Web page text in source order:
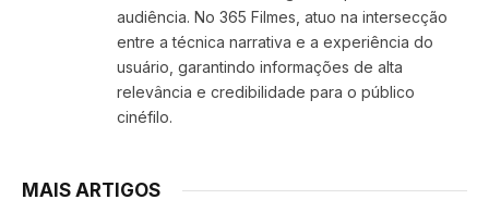
audiência. No 365 Filmes, atuo na intersecção
entre a técnica narrativa e a experiência do
usuário, garantindo informações de alta
relevância e credibilidade para o público
cinéfilo.
MAIS ARTIGOS